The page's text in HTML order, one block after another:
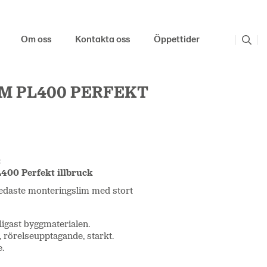
Om oss Kontakta oss Öppettider
PL400 PERFEKT
Perfekt illbruck
monteringslim med stort
byggmaterialen.
starkt.